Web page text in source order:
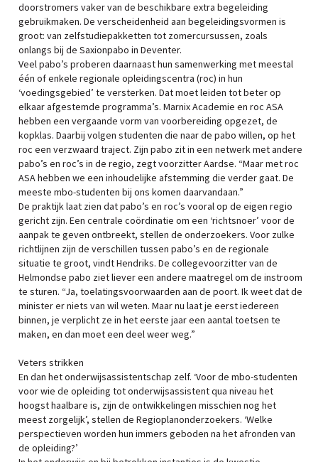
doorstromers vaker van de beschikbare extra begeleiding
gebruikmaken. De verscheidenheid aan begeleidingsvormen is
groot: van zelfstudiepakketten tot zomercursussen, zoals
onlangs bij de Saxionpabo in Deventer.
Veel pabo’s proberen daarnaast hun samenwerking met meestal
één of enkele regionale opleidingscentra (roc) in hun
‘voedingsgebied’ te versterken. Dat moet leiden tot beter op
elkaar afgestemde programma’s. Marnix Academie en roc ASA
hebben een vergaande vorm van voorbereiding opgezet, de
kopklas. Daarbij volgen studenten die naar de pabo willen, op het
roc een verzwaard traject. Zijn pabo zit in een netwerk met andere
pabo’s en roc’s in de regio, zegt voorzitter Aardse. “Maar met roc
ASA hebben we een inhoudelijke afstemming die verder gaat. De
meeste mbo-studenten bij ons komen daarvandaan.”
De praktijk laat zien dat pabo’s en roc’s vooral op de eigen regio
gericht zijn. Een centrale coördinatie om een ‘richtsnoer’ voor de
aanpak te geven ontbreekt, stellen de onderzoekers. Voor zulke
richtlijnen zijn de verschillen tussen pabo’s en de regionale
situatie te groot, vindt Hendriks. De collegevoorzitter van de
Helmondse pabo ziet liever een andere maatregel om de instroom
te sturen. “Ja, toelatingsvoorwaarden aan de poort. Ik weet dat de
minister er niets van wil weten. Maar nu laat je eerst iedereen
binnen, je verplicht ze in het eerste jaar een aantal toetsen te
maken, en dan moet een deel weer weg.”
Veters strikken
En dan het onderwijsassistentschap zelf. ‘Voor de mbo-studenten
voor wie de opleiding tot onderwijsassistent qua niveau het
hoogst haalbare is, zijn de ontwikkelingen misschien nog het
meest zorgelijk’, stellen de Regioplanonderzoekers. ‘Welke
perspectieven worden hun immers geboden na het afronden van
de opleiding?’